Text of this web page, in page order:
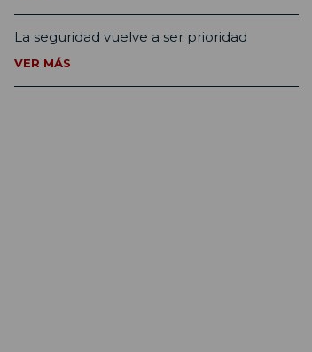
La seguridad vuelve a ser prioridad
VER MÁS